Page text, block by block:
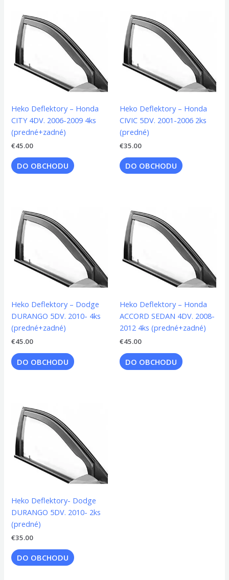
Heko Deflektory – Honda
CITY 4DV. 2006-2009 4ks
(predné+zadné)
€45.00
DO OBCHODU
Heko Deflektory – Honda
CIVIC 5DV. 2001-2006 2ks
(predné)
€35.00
DO OBCHODU
Heko Deflektory – Dodge
DURANGO 5DV. 2010- 4ks
(predné+zadné)
€45.00
DO OBCHODU
Heko Deflektory – Honda
ACCORD SEDAN 4DV. 2008-
2012 4ks (predné+zadné)
€45.00
DO OBCHODU
Heko Deflektory- Dodge
DURANGO 5DV. 2010- 2ks
(predné)
€35.00
DO OBCHODU